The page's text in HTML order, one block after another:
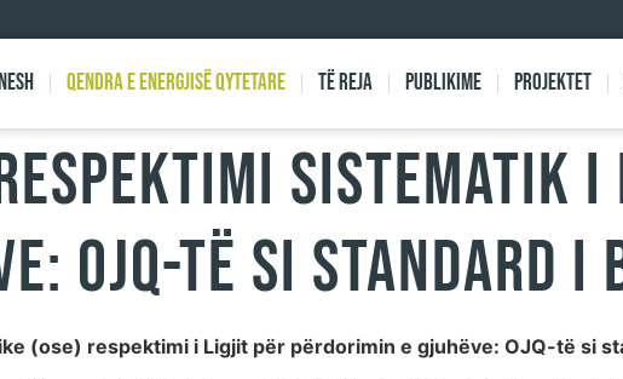
Qendra e Energjisë Qytetare Të reja Publikime Projektet
sistematik
OJQ-të si standard
(ose) respektimi i Ligjit për përdorimin e gjuhëve: OJQ-të si